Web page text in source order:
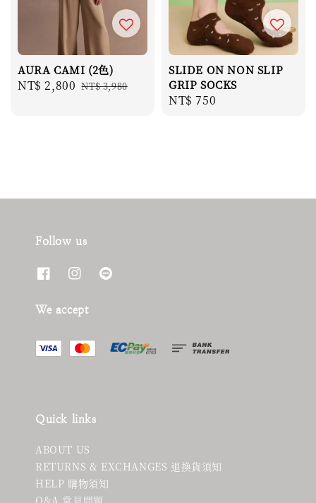
AURA CAMI (2色)
Sale
NT$ 2,800 Regular
NT$ 3,980
SLIDE ON NON SLIP
GRIP SOCKS
Regular
NT$ 750
Follow us
We accept
Quick links
ABOUT US
RETURNS & EXCHANGES 退換貨須知
HELP 購物須知